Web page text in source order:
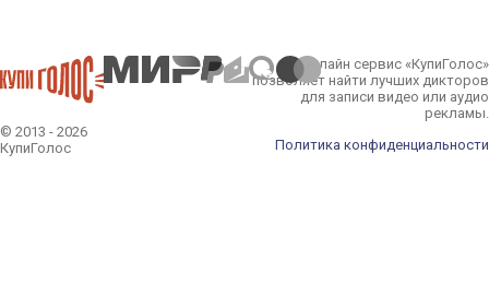
© 2013 - 2026
КупиГолос
Онлайн сервис «КупиГолос»
позволяет найти лучших дикторов
для записи видео или аудио
рекламы.
Политика конфиденциальности